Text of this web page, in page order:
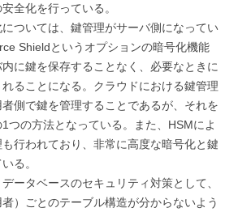
全化を行っている。
ついては、鍵管理がサーバ側になってい
Shieldというオプションの暗号化機能
に鍵を保存することなく、必要なときに
ることになる。クラウドにおける鍵管理
側で鍵を管理することであるが、それを
つの方法となっている。また、HSMによ
行われており、非常に高度な暗号化と鍵
る。
ータベースのセキュリティ対策として、
）ごとのテーブル構造が分からないよう